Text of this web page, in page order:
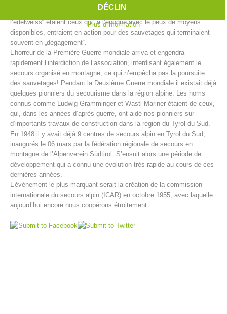
Centres de secours
Ainsi furent créés en Tyrol du Sud entre 1902 et 1914 pas moins de
39 centres de secours alpin. „Les hommes à la croix verte avec
l’edelweiss“ étaient ceux qui, à l’époque avec le peux de moyens
disponibles, entraient en action pour des sauvetages qui terminaient
souvent en „dégagement“.
L’horreur de la Première Guerre mondiale arriva et engendra
rapidement l’interdiction de l’association, interdisant également le
secours organisé en montagne, ce qui n’empêcha pas la poursuite
des sauvetages! Pendant la Deuxième Guerre mondiale il existait déjà
quelques pionniers du secourisme dans la région alpine. Les noms
connus comme Ludwig Gramminger et Wastl Mariner étaient de ceux,
qui, dans les années d’après-guerre, ont aidé nos pionniers sur
d’importants travaux de construction dans la région du Tyrol du Sud.
En 1948 il y avait déjà 9 centres de secours alpin en Tyrol du Sud,
inaugurés le 06 mars par la fédération régionale de secours en
montagne de l’Alpenverein Südtirol. S’ensuit alors une période de
développement qui a connu une évolution très rapide au cours de ces
dernières années.
L’évènement le plus marquant serait la création de la commission
internationale du secours alpin (ICAR) en octobre 1955, avec laquelle
aujourd’hui encore nous coopérons étroitement.
DÉCLIN
Plus d'information